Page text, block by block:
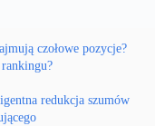
czołowe pozycje?
redukcja szumów